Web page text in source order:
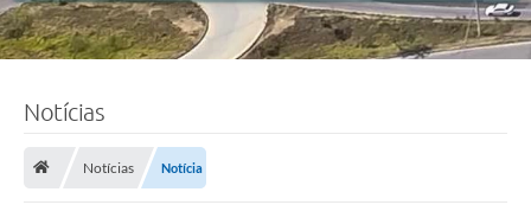
Notícias
Notícias Notícia